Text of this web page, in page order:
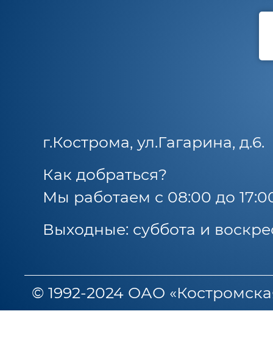
г.Кострома, ул.Гагарина, д.6.
Как добраться?
Мы работаем с 08:00 до
Выходные: суббота и
© 1992-2024 ОАО